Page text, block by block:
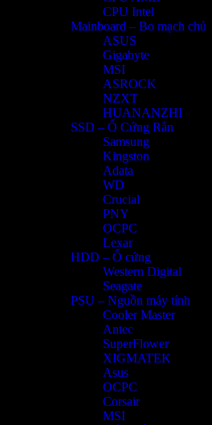
CPU Intel
Mainboard – Bo mạch chủ
ASUS
Gigabyte
MSI
ASROCK
NZXT
HUANANZHI
SSD – Ổ Cứng Rắn
Samsung
Kingston
Adata
WD
Crucial
PNY
OCPC
Lexar
HDD – Ổ cứng
Western Digital
Seagate
PSU – Nguồn máy tính
Cooler Master
Antec
SuperFlower
XIGMATEK
Asus
OCPC
Corsair
MSI